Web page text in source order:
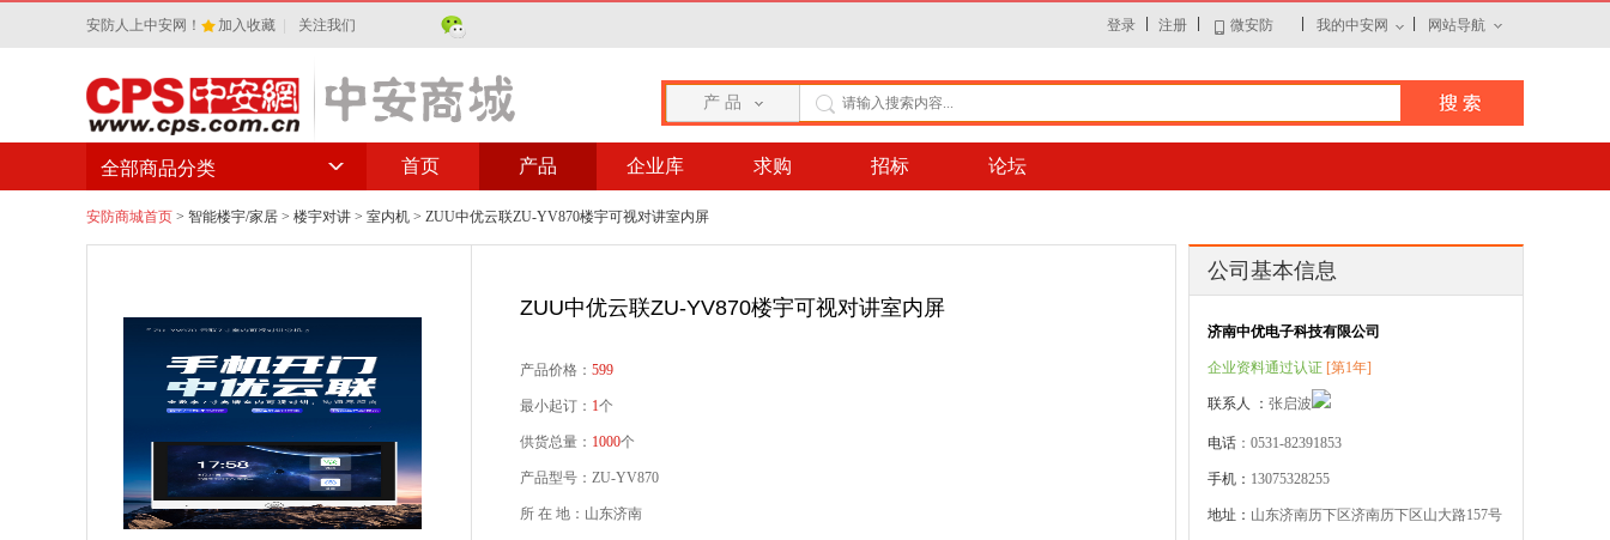
安防人上中安网！ 加入收藏 关注我们 登录 注册 微安防 我的中安网 网站导航
产 品
首页 产品 企业库 求购 招标 论坛
全部商品分类
安防商城首页 > 智能楼宇/家居 > 楼宇对讲 > 室内机 > ZUU中优云联ZU-YV870楼宇可视对讲室内屏
ZUU中优云联ZU-YV870楼宇可视对讲室内屏
产品价格： 599
最小起订： 1个
供货总量： 1000个
产品型号：ZU-YV870
所 在 地：山东济南
公司基本信息
济南中优电子科技有限公司
企业资料通过认证 [第1年]
联系人 ： 张启波
电话 ：0531-82391853
手机： 13075328255
地址： 山东济南历下区济南历下区山大路157号